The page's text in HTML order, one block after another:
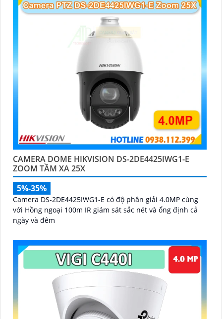
CAMERA DOME HIKVISION DS-2DE4425IWG1-E
ZOOM TẦM XA 25X
5%-35%
Camera DS-2DE4425IWG1-E có độ phân giải 4.0MP cùng
với Hồng ngoại 100m IR giám sát sắc nét và ổng định cả
ngày và đêm